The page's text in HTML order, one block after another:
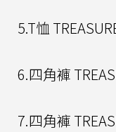
5.T恤
6.四角褲
7.四角褲